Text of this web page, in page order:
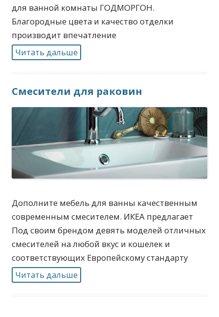
для ванной комнаты ГОДМОРГОН.
Благородные цвета и качество отделки
производит впечатление
Читать дальше
Смесители для раковин
Дополните мебель для ванны качественным
современным смесителем. ИКЕА предлагает
Под своим брендом девять моделей отличных
смесителей на любой вкус и кошелек и
соответствующих Европейскому стандарту
Читать дальше